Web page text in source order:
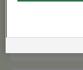
& Løk